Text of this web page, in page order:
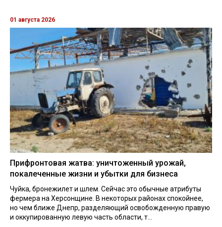
01 августа 2026
Прифронтовая жатва: уничтоженный урожай,
покалеченные жизни и убытки для бизнеса
Чуйка, бронежилет и шлем. Сейчас это обычные атрибуты
фермера на Херсонщине. В некоторых районах спокойнее,
но чем ближе Днепр, разделяющий освобожденную правую
и оккупированную левую часть области, т...